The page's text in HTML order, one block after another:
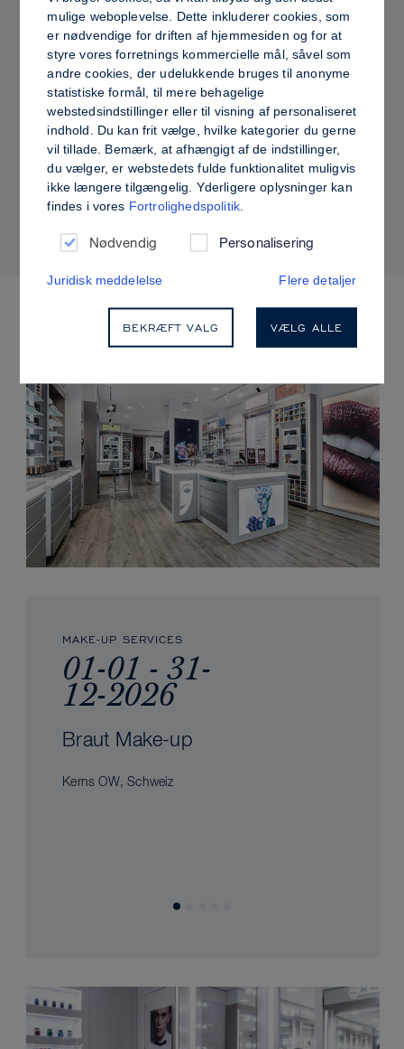
PRO TIPS
Dewy vs. Oily Skin: How to Set Sculpt &
Glow for a Radiant, Shine-Controlled Finish
KOMMENDE ARRANGEMENTER
MAKE-UP SERVICES
01-01 - 31-
12-2026
Braut Make-up
Kerns OW, Schweiz
mulige weboplevelse. Dette inkluderer cookies, som
er nødvendige for driften af hjemmesiden og for at
styre vores forretnings kommercielle mål, såvel som
andre cookies, der udelukkende bruges til anonyme
statistiske formål, til mere behagelige
webstedsindstillinger eller til visning af personaliseret
indhold. Du kan frit vælge, hvilke kategorier du gerne
vil tillade. Bemærk, at afhængigt af de indstillinger,
du vælger, er webstedets fulde funktionalitet muligvis
ikke længere tilgængelig. Yderligere oplysninger kan
findes i vores Fortrolighedspolitik
Nødvendig Personalisering
Juridisk meddelelse Flere detaljer
BEKRÆFT VALG VÆLG ALLE